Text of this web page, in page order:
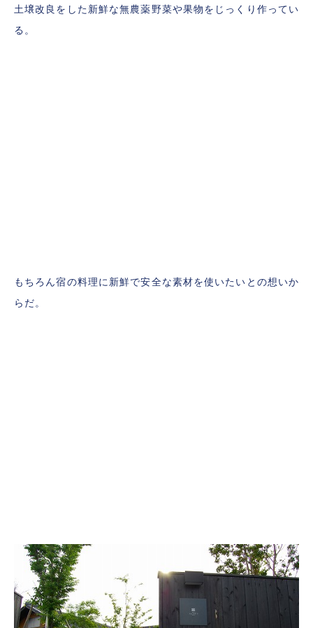
土壌改良をした新鮮な無農薬野菜や果物をじっくり作ってい
る。
もちろん宿の料理に新鮮で安全な素材を使いたいとの想いか
らだ。